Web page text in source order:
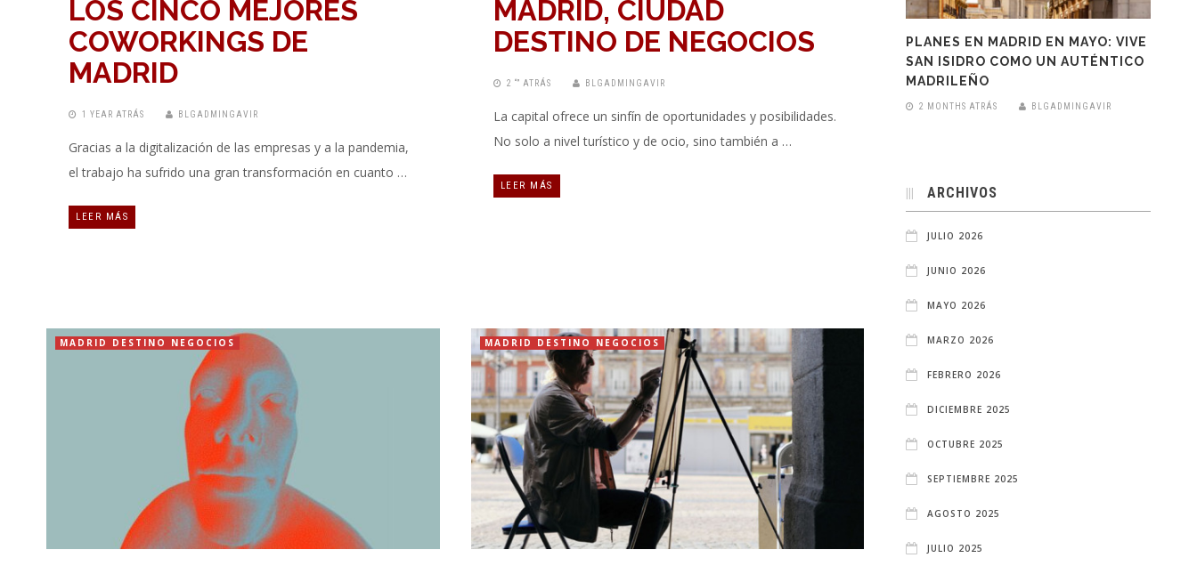
LOS CINCO MEJORES
COWORKINGS DE
MADRID
1 YEAR ATRÁS BLGADMINGAVIR
Gracias a la digitalización de las empresas y a la pandemia,
el trabajo ha sufrido una gran transformación en cuanto …
LEER MÁS
MADRID, CIUDAD
DESTINO DE NEGOCIOS
2 “” ATRÁS BLGADMINGAVIR
La capital ofrece un sinfín de oportunidades y posibilidades.
No solo a nivel turístico y de ocio, sino también a …
LEER MÁS
MADRID DESTINO NEGOCIOS MADRID DESTINO NEGOCIOS
PLANES EN MADRID EN MAYO: VIVE
SAN ISIDRO COMO UN AUTÉNTICO
MADRILEÑO
2 MONTHS ATRÁS BLGADMINGAVIR
ARCHIVOS
JULIO 2026
JUNIO 2026
MAYO 2026
MARZO 2026
FEBRERO 2026
DICIEMBRE 2025
OCTUBRE 2025
SEPTIEMBRE 2025
AGOSTO 2025
JULIO 2025